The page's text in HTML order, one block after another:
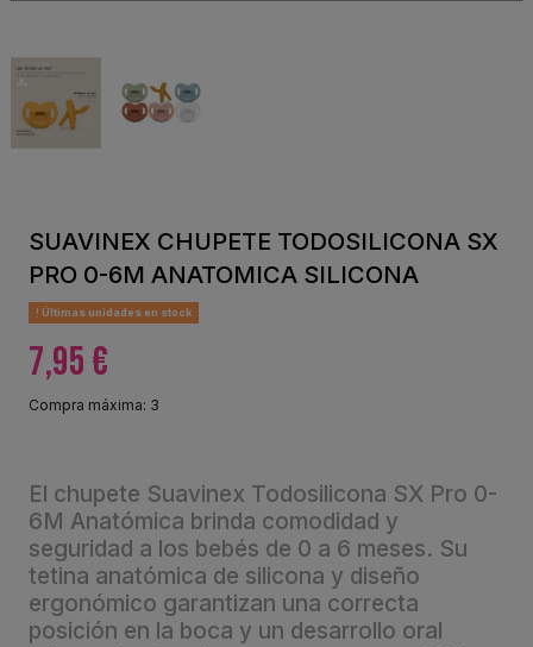
SUAVINEX CHUPETE TODOSILICONA SX
PRO 0-6M ANATOMICA SILICONA
Últimas unidades en stock
7,95 €
Compra máxima: 3
El chupete Suavinex Todosilicona SX Pro 0-
6M Anatómica brinda comodidad y
seguridad a los bebés de 0 a 6 meses. Su
tetina anatómica de silicona y diseño
ergonómico garantizan una correcta
posición en la boca y un desarrollo oral